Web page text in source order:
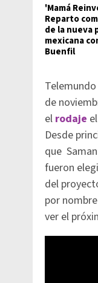
'Mamá
Reparto
de la nueva
mexicana
Buenfil
de
el rodaje
Desde
que
fueron
del
por
ver el